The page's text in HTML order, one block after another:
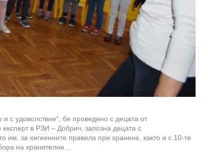
с удоволствие“, бе проведено с децата от
в РЗИ – Добрич, запозна децата с
им, за хигиенните правила при хранене, както и с 10-те
на хранителни...